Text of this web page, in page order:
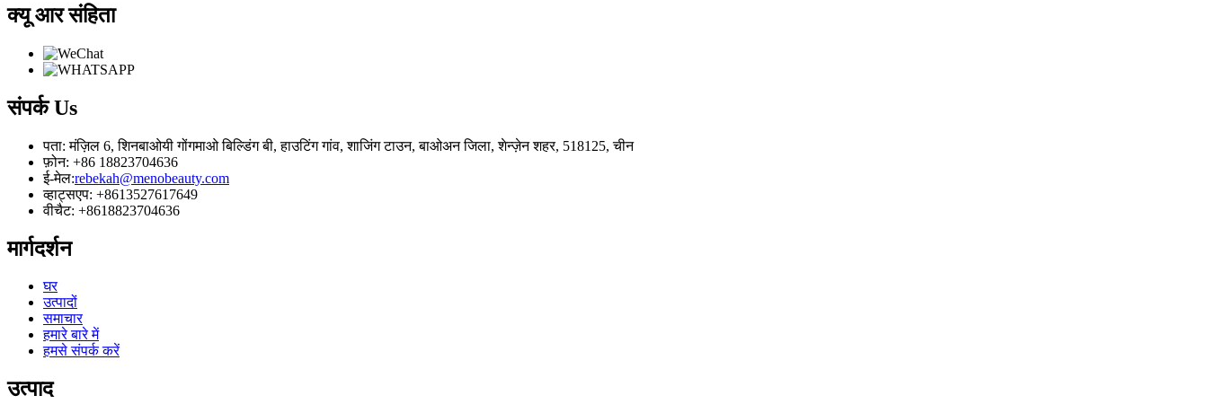
क्यू आर संहिता
संपर्कUs
पता: मंज़िल 6, शिनबाओयी गोंगमाओ बिल्डिंग बी, हाउटिंग गांव, शाजिंग टाउन, बाओअन जिला, शेन्ज़ेन शहर, 518125, चीन
फ़ोन: +86 18823704636
ई-मेल:rebekah@menobeauty.com
व्हाट्सएप: +8613527617649
वीचैट: +8618823704636
मार्गदर्शन
घर
उत्पादों
समाचार
हमारे बारे में
हमसे संपर्क करें
उत्पाद